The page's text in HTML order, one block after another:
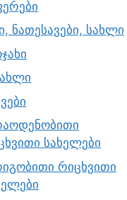
ნათესავები, სახლი
სახელები
რიცხვითი